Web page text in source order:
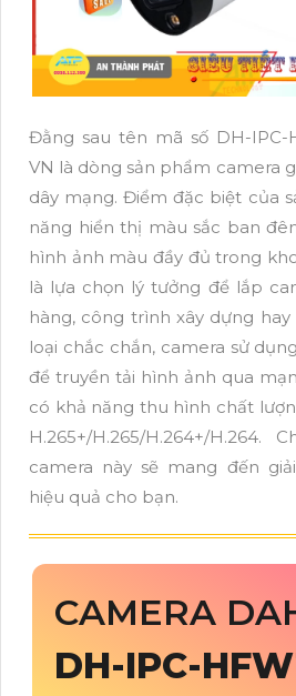
Đằng sau tên mã số DH-IPC-
VN là dòng sản phẩm camera
dây mạng. Điểm đặc biệt của
năng hiển thị màu sắc ban
hình ảnh màu đầy đủ trong
là lựa chọn lý tưởng để lắp
hàng, công trình xây dựng hay
loại chắc chắn, camera sử
để truyền tải hình ảnh qua
có khả năng thu hình chất
H.265+/H.265/H.264+/
camera này sẽ mang đến
hiệu quả cho bạn.
CAMERA
DH-IPC-